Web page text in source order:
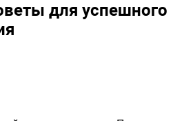
для успешного